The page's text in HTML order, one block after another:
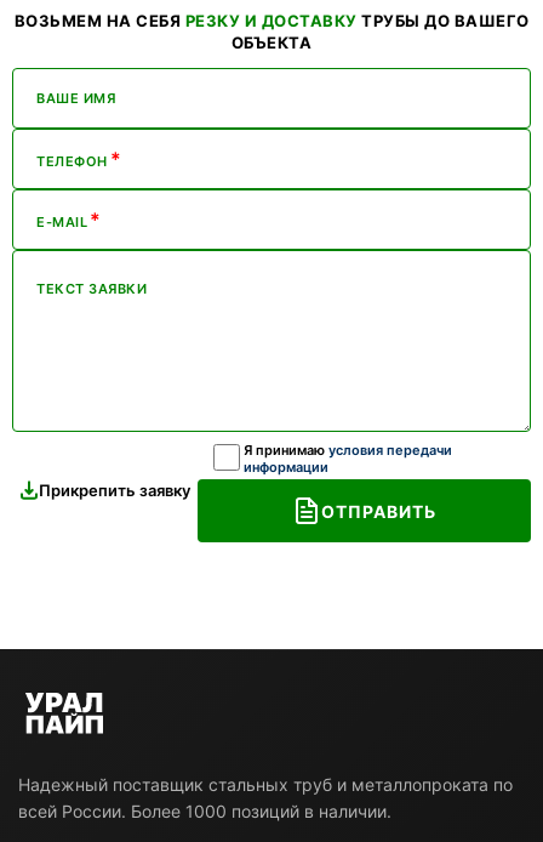
ВОЗЬМЕМ НА СЕБЯ РЕЗКУ И ДОСТАВКУ ТРУБЫ ДО ВАШЕГО
ОБЪЕКТА
ВАШЕ ИМЯ
ТЕЛЕФОН *
E-MAIL *
ТЕКСТ ЗАЯВКИ
Прикрепить заявку
Я принимаю условия передачи
информации
ОТПРАВИТЬ
Надежный поставщик стальных труб и металлопроката по
всей России. Более 1000 позиций в наличии.